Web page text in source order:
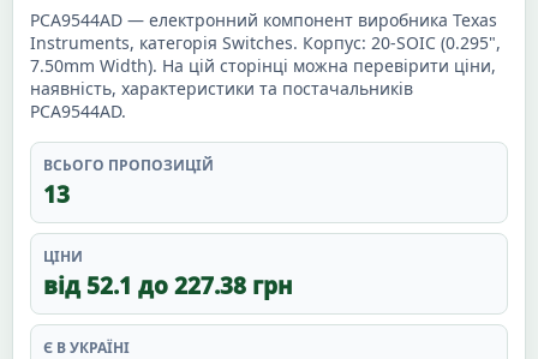
PCA9544AD — електронний компонент виробника Texas
Instruments, категорія Switches. Корпус: 20-SOIC (0.295",
7.50mm Width). На цій сторінці можна перевірити ціни,
наявність, характеристики та постачальників
PCA9544AD.
ВСЬОГО ПРОПОЗИЦІЙ
13
ЦІНИ
від 52.1 до 227.38 грн
Є В УКРАЇНІ